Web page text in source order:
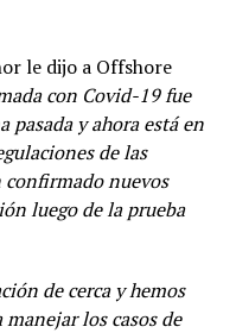
le dijo a Offshore
con Covid-19 fue
pasada y ahora está en
de las
confirmado nuevos
luego de la prueba
de cerca y hemos
los casos de